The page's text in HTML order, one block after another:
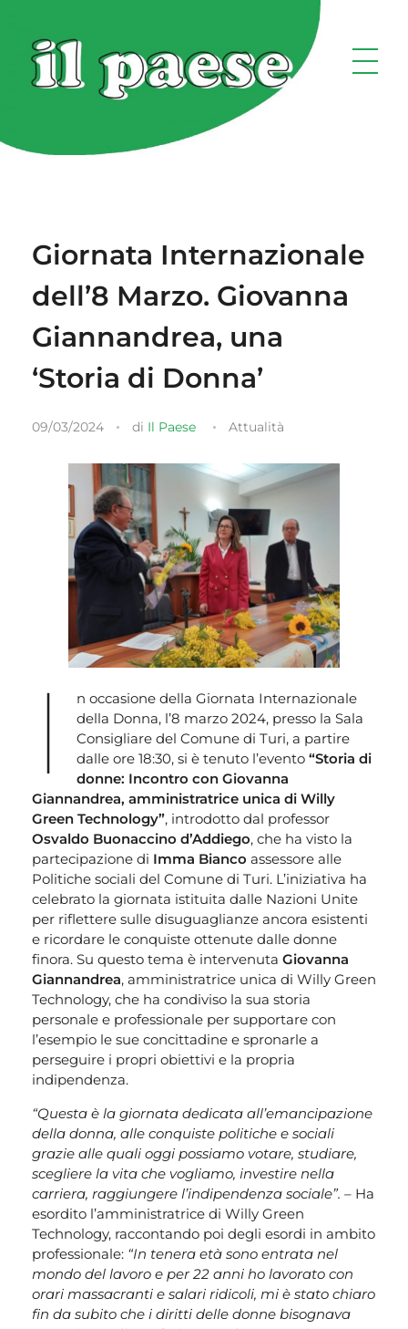
Giornata Internazionale
dell’8 Marzo. Giovanna
Giannandrea, una
‘Storia di Donna’
09/03/2024 di Il Paese Attualità
I
n occasione della Giornata Internazionale
della Donna, l’8 marzo 2024, presso la Sala
Consigliare del Comune di Turi, a partire
dalle ore 18:30, si è tenuto l’evento “Storia di
donne: Incontro con Giovanna
Giannandrea, amministratrice unica di Willy
Green Technology”, introdotto dal professor
Osvaldo Buonaccino d’Addiego, che ha visto la
partecipazione di Imma Bianco assessore alle
Politiche sociali del Comune di Turi. L’iniziativa ha
celebrato la giornata istituita dalle Nazioni Unite
per riflettere sulle disuguaglianze ancora esistenti
e ricordare le conquiste ottenute dalle donne
finora. Su questo tema è intervenuta Giovanna
Giannandrea, amministratrice unica di Willy Green
Technology, che ha condiviso la sua storia
personale e professionale per supportare con
l’esempio le sue concittadine e spronarle a
perseguire i propri obiettivi e la propria
indipendenza.
“Questa è la giornata dedicata all’emancipazione
della donna, alle conquiste politiche e sociali
grazie alle quali oggi possiamo votare, studiare,
scegliere la vita che vogliamo, investire nella
carriera, raggiungere l’indipendenza sociale”. – Ha
esordito l’amministratrice di Willy Green
Technology, raccontando poi degli esordi in ambito
professionale: “In tenera età sono entrata nel
mondo del lavoro e per 22 anni ho lavorato con
orari massacranti e salari ridicoli, mi è stato chiaro
fin da subito che i diritti delle donne bisognava